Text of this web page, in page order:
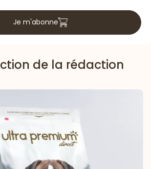
Je m'abonne
de la rédaction